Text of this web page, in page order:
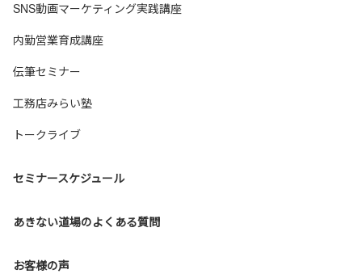
SNS動画マーケティング実践講座
内勤営業育成講座
伝筆セミナー
工務店みらい塾
トークライブ
セミナースケジュール
あきない道場のよくある質問
お客様の声